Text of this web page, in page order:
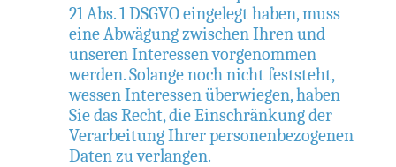
21 Abs. 1 DSGVO eingelegt haben, muss
eine Abwägung zwischen Ihren und
unseren Interessen vorgenommen
werden. Solange noch nicht feststeht,
wessen Interessen überwiegen, haben
Sie das Recht, die Einschränkung der
Verarbeitung Ihrer personenbezogenen
Daten zu verlangen.